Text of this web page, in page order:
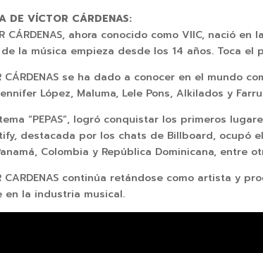
DE VÍCTOR CÁRDENAS:
CÁRDENAS, ahora conocido como VIIC, nació
la música empieza desde los 14 años. Toca
CÁRDENAS se ha dado a conocer en el mundo
López, Maluma, Lele Pons, Alkilados y
“PEPAS”, logró conquistar los primeros
destacada por los chats de Billboard, ocupó
Colombia y República Dominicana, entre
CARDENAS continúa retándose como artista y
en la industria musical.